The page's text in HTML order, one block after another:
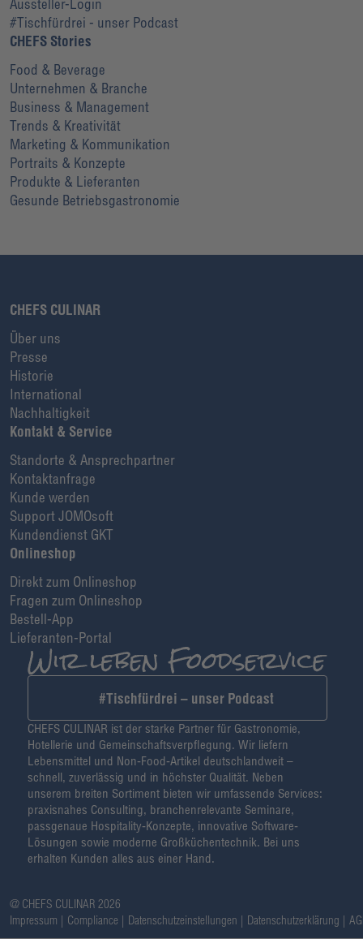
Aussteller-Login
#Tischfürdrei - unser Podcast
CHEFS Stories
Food & Beverage
Unternehmen & Branche
Business & Management
Trends & Kreativität
Marketing & Kommunikation
Portraits & Konzepte
Produkte & Lieferanten
Gesunde Betriebsgastronomie
CHEFS CULINAR
Über uns
Presse
Historie
International
Nachhaltigkeit
Kontakt & Service
Standorte & Ansprechpartner
Kontaktanfrage
Kunde werden
Support JOMOsoft
Kundendienst GKT
Onlineshop
Direkt zum Onlineshop
Fragen zum Onlineshop
Bestell-App
Lieferanten-Portal
#Tischfürdrei – unser Podcast
CHEFS CULINAR ist der starke Partner für Gastronomie,
Hotellerie und Gemeinschaftsverpflegung. Wir liefern
Lebensmittel und Non-Food-Artikel deutschlandweit –
schnell, zuverlässig und in höchster Qualität. Neben
unserem breiten Sortiment bieten wir umfassende Services:
praxisnahes Consulting, branchenrelevante Seminare,
passgenaue Hospitality-Konzepte, innovative Software-
Lösungen sowie moderne Großküchentechnik. Bei uns
erhalten Kunden alles aus einer Hand.
@ CHEFS CULINAR 2026
Impressum
Compliance Datenschutzeinstellungen Datenschutzerklärung